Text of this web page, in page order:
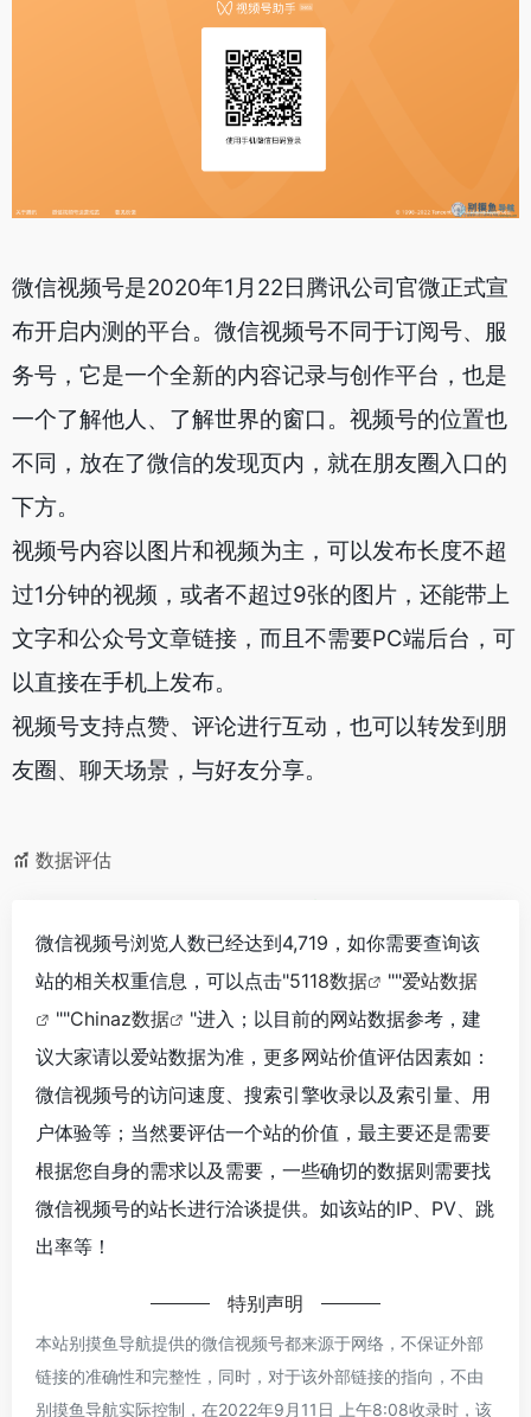
微信视频号是2020年1月22日腾讯公司官微正式宣
布开启内测的平台。微信视频号不同于订阅号、服
务号，它是一个全新的内容记录与创作平台，也是
一个了解他人、了解世界的窗口。视频号的位置也
不同，放在了微信的发现页内，就在朋友圈入口的
下方。
视频号内容以图片和视频为主，可以发布长度不超
过1分钟的视频，或者不超过9张的图片，还能带上
文字和公众号文章链接，而且不需要PC端后台，可
以直接在手机上发布。
视频号支持点赞、评论进行互动，也可以转发到朋
友圈、聊天场景，与好友分享。
数据评估
微信视频号浏览人数已经达到4,719，如你需要查询该
站的相关权重信息，可以点击"5118数据 ""爱站数据
""Chinaz数据
"进入；以目前的网站数据参考，建
议大家请以爱站数据为准，更多网站价值评估因素如：
微信视频号的访问速度、搜索引擎收录以及索引量、用
户体验等；当然要评估一个站的价值，最主要还是需要
根据您自身的需求以及需要，一些确切的数据则需要找
微信视频号的站长进行洽谈提供。如该站的IP、PV、跳
出率等！
特别声明
本站别摸鱼导航提供的微信视频号都来源于网络，不保证外部
链接的准确性和完整性，同时，对于该外部链接的指向，不由
别摸鱼导航实际控制，在2022年9月11日 上午8:08收录时，该